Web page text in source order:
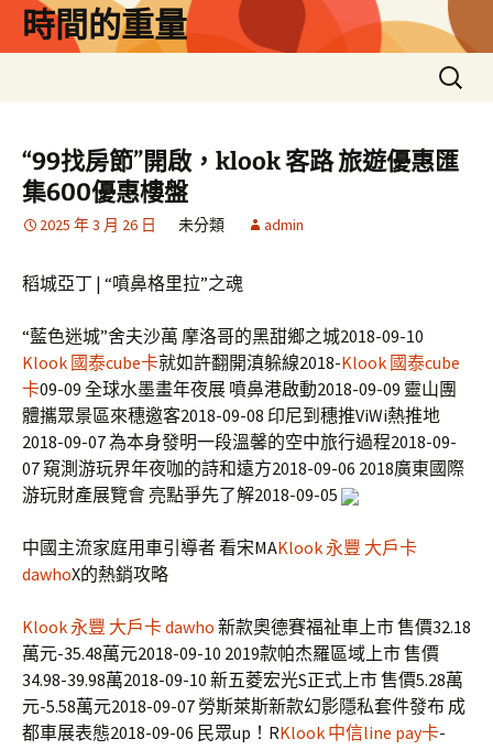
時間的重量
搜
尋
鍵
字:
“99找房節”開啟，klook 客路 旅遊優惠匯
集600優惠樓盤
2025 年 3 月 26 日 未分類 admin
稻城亞丁 | “噴鼻格里拉”之魂
“藍色迷城”舍夫沙萬 摩洛哥的黑甜鄉之城2018-09-10
Klook 國泰cube卡就如許翻開滇躲線2018-Klook 國泰cube
卡09-09 全球水墨畫年夜展 噴鼻港啟動2018-09-09 靈山團
體攜眾景區來穗邀客2018-09-08 印尼到穗推ViWi熱推地
2018-09-07 為本身發明一段溫馨的空中旅行過程2018-09-
07 窺測游玩界年夜咖的詩和遠方2018-09-06 2018廣東國際
游玩財產展覽會 亮點爭先了解2018-09-05
中國主流家庭用車引導者 看宋MAKlook 永豐 大戶卡
dawhoX的熱銷攻略
Klook 永豐 大戶卡 dawho 新款奧德賽福祉車上市 售價32.18
萬元-35.48萬元2018-09-10 2019款帕杰羅區域上市 售價
34.98-39.98萬2018-09-10 新五菱宏光S正式上市 售價5.28萬
元-5.58萬元2018-09-07 勞斯萊斯新款幻影隱私套件發布 成
都車展表態2018-09-06 民眾up！RKlook 中信line pay卡-